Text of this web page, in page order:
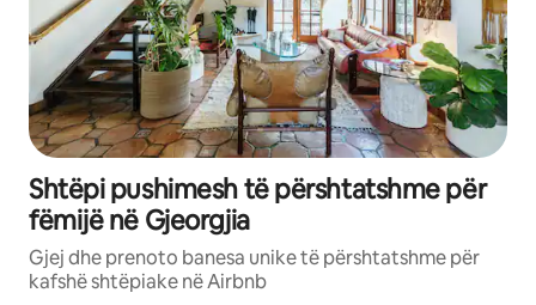
Shtëpi pushimesh të përshtatshme për
fëmijë në Gjeorgjia
Gjej dhe prenoto banesa unike të përshtatshme për
kafshë shtëpiake në Airbnb